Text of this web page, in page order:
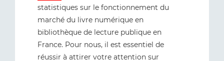
statistiques sur le fonctionnement du
marché du livre numérique en
bibliothèque de lecture publique en
France. Pour nous, il est essentiel de
réussir à attirer votre attention sur